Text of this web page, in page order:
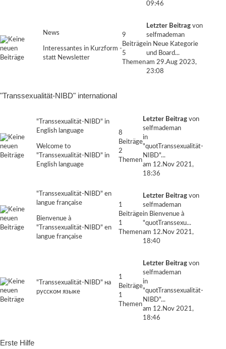
09:46
News
Interessantes in Kurzform -
statt Newsletter
9
Beiträge
5
Themen
Letzter Beitrag von
selfmademan
in Neue Kategorie
und Board...
am 29.Aug 2023,
23:08
"Transsexualität-NIBD" international
"Transsexualität-NIBD" in
English language
Welcome to
"Transsexualität-NIBD" in
English language
8
Beiträge
2
Themen
Letzter Beitrag von
selfmademan
in
"quotTranssexualität-
NIBD"...
am 12.Nov 2021,
18:36
"Transsexualität-NIBD" en
langue française
Bienvenue à
"Transsexualität-NIBD" en
langue française
1
Beiträge
1
Themen
Letzter Beitrag von
selfmademan
in Bienvenue à
"quotTranssexu...
am 12.Nov 2021,
18:40
"Transsexualität-NIBD" на
русском языке
1
Beiträge
1
Themen
Letzter Beitrag von
selfmademan
in
"quotTranssexualität-
NIBD"...
am 12.Nov 2021,
18:46
Erste Hilfe